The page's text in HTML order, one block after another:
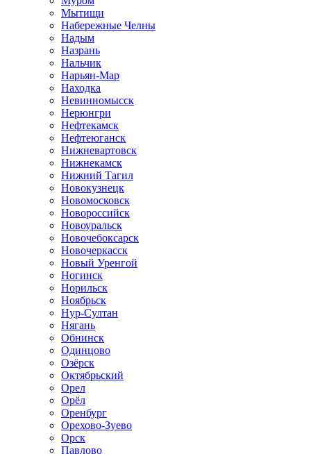
Мытищи
Набережные Челны
Надым
Назрань
Нальчик
Нарьян-Мар
Находка
Невинномысск
Нерюнгри
Нефтекамск
Нефтеюганск
Нижневартовск
Нижнекамск
Нижний Тагил
Новокузнецк
Новомосковск
Новороссийск
Новоуральск
Новочебоксарск
Новочеркасск
Новый Уренгой
Ногинск
Норильск
Ноябрьск
Нур-Султан
Нягань
Обнинск
Одинцово
Озёрск
Октябрьский
Орел
Орёл
Оренбург
Орехово-Зуево
Орск
Павлово